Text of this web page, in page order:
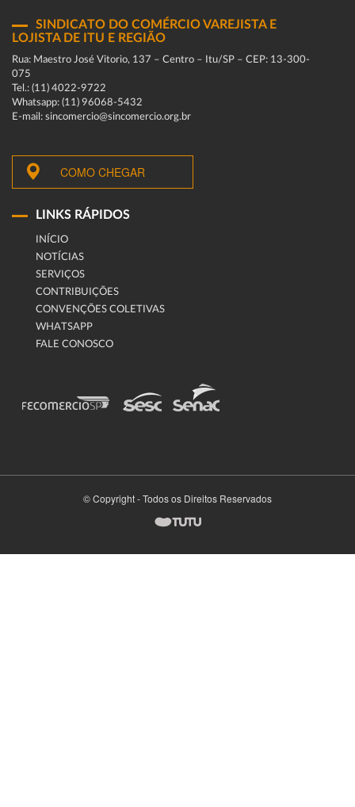
SINDICATO DO COMÉRCIO VAREJISTA E
LOJISTA DE ITU E REGIÃO
Rua: Maestro José Vitorio, 137 – Centro – Itu/SP – CEP: 13-300-
075
Tel.: (11) 4022-9722
Whatsapp: (11) 96068-5432
E-mail: sincomercio@sincomercio.org.br
COMO CHEGAR
LINKS RÁPIDOS
INÍCIO
NOTÍCIAS
SERVIÇOS
CONTRIBUIÇÕES
CONVENÇÕES COLETIVAS
WHATSAPP
FALE CONOSCO
© Copyright - Todos os Direitos Reservados